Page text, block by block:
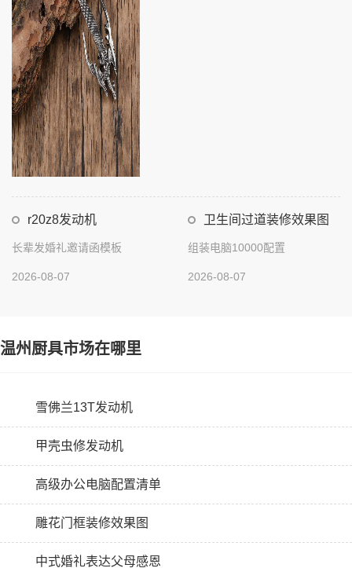
r20z8发动机
长辈发婚礼邀请函模板
2026-08-07
卫生间过道装修效果图
组装电脑10000配置
2026-08-07
温州厨具市场在哪里
雪佛兰13T发动机
甲壳虫修发动机
高级办公电脑配置清单
雕花门框装修效果图
中式婚礼表达父母感恩